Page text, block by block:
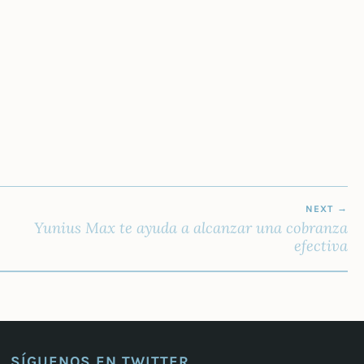
NEXT
Yunius Max te ayuda a alcanzar una cobranza
efectiva